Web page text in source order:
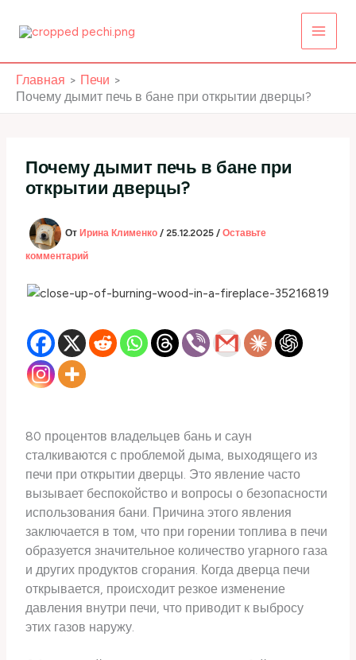
Главная
Печи
Почему дымит печь в бане при открытии дверцы?
Почему дымит печь в бане при
открытии дверцы?
От Ирина Клименко/25.12.2025/Оставьте
комментарий
80 процентов владельцев бань и саун
сталкиваются с проблемой дыма, выходящего из
печи при открытии дверцы. Это явление часто
вызывает беспокойство и вопросы о безопасности
использования бани. Причина этого явления
заключается в том, что при горении топлива в печи
образуется значительное количество угарного газа
и других продуктов сгорания. Когда дверца печи
открывается, происходит резкое изменение
давления внутри печи, что приводит к выбросу
этих газов наружу.